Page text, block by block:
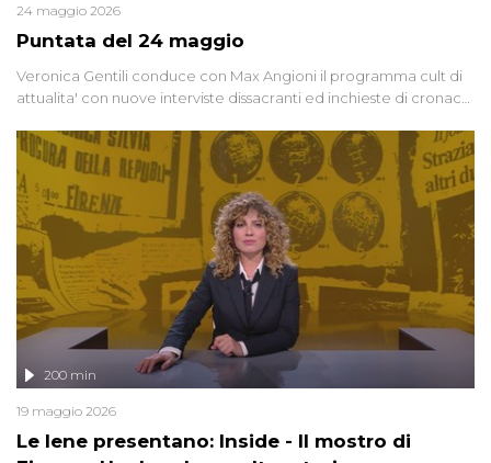
Puntata del 24 maggio
24 maggio 2026
Veronica Gentili conduce con Max Angioni il programma cult di
attualita' con nuove interviste dissacranti ed inchieste di cronaca
Le Iene presentano: Inside - Il mostro di
200 min
19 maggio 2026